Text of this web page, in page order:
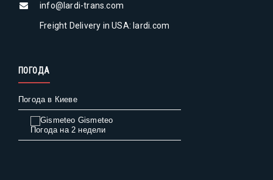
info@lardi-trans.com
Freight Delivery in USA: lardi.com
ПОГОДА
Погода в Киеве
Gismeteo
Погода на 2 недели